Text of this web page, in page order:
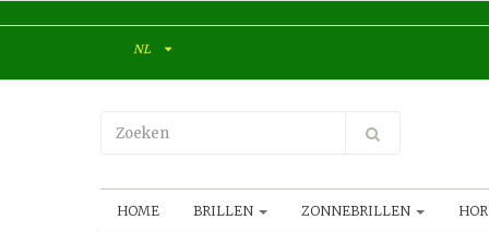
NL
HOME BRILLEN ZONNEBRILLEN